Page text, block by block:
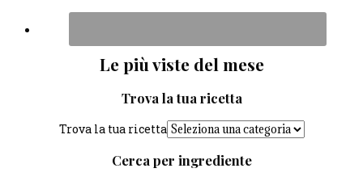
Le più viste del mese
Trova la tua ricetta
Trova la tua ricetta
Cerca per ingrediente